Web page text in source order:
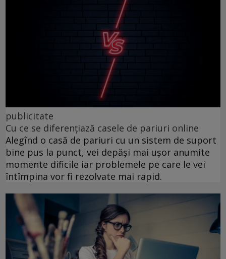
publicitate
Cu ce se diferențiază casele de pariuri online
Alegînd o casă de pariuri cu un sistem de suport
bine pus la punct, vei depăși mai ușor anumite
momente dificile iar problemele pe care le vei
întîmpina vor fi rezolvate mai rapid.